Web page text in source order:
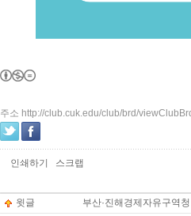
주소 http://club.cuk.edu/club/brd/
인쇄하기 스크랩
윗글
부산·진해경제자유구역